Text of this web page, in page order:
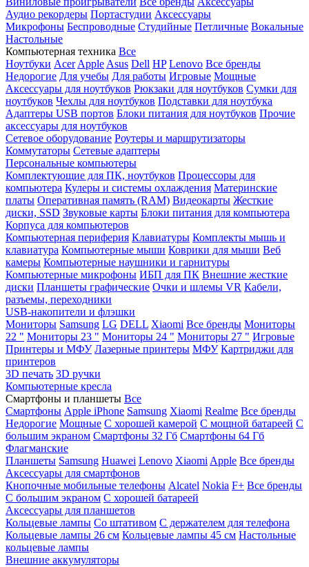
Аудио рекордеры Портастудии Аксессуары
Микрофоны Беспроводные Студийные Петличные Вокальные
Настольные
Компьютерная техника Все
Ноутбуки Acer Apple Asus Dell HP Lenovo Все бренды
Недорогие Для учебы Для работы Игровые Мощные
Аксессуары для ноутбуков Рюкзаки для ноутбуков Сумки для
ноутбуков Чехлы для ноутбуков Подставки для ноутбука
Адаптеры USB портов Блоки питания для ноутбуков Прочие
аксессуары для ноутбуков
Сетевое оборудование Роутеры и маршрутизаторы
Коммутаторы Сетевые адаптеры
Персональные компьютеры
Комплектующие для ПК, ноутбуков Процессоры для
компьютера Кулеры и системы охлаждения Материнские
платы Оперативная память (RAM) Видеокарты Жесткие
диски, SSD Звуковые карты Блоки питания для компьютера
Корпуса для компьютеров
Компьютерная периферия Клавиатуры Комплекты мышь и
клавиатура Компьютерные мыши Коврики для мыши Веб
камеры Компьютерные наушники и гарнитуры
Компьютерные микрофоны ИБП для ПК Внешние жесткие
диски Планшеты графические Очки и шлемы VR Кабели,
разъемы, переходники
USB-накопители и флэшки
Мониторы Samsung LG DELL Xiaomi Все бренды Мониторы
22 " Мониторы 23 " Мониторы 24 " Мониторы 27 " Игровые
Принтеры и МФУ Лазерные принтеры МФУ Картриджи для
принтеров
3D печать 3D ручки
Компьютерные кресла
Смартфоны и планшеты Все
Смартфоны Apple iPhone Samsung Xiaomi Realme Все бренды
Недорогие Мощные С хорошей камерой С мощной батареей С
большим экраном Смартфоны 32 Гб Смартфоны 64 Гб
Флагманские
Планшеты Samsung Huawei Lenovo Xiaomi Apple Все бренды
Аксессуары для смартфонов
Кнопочные мобильные телефоны Alcatel Nokia F+ Все бренды
С большим экраном С хорошей батареей
Аксессуары для планшетов
Кольцевые лампы Со штативом C держателем для телефона
Кольцевые лампы 26 см Кольцевые лампы 45 см Настольные
кольцевые лампы
Внешние аккумуляторы